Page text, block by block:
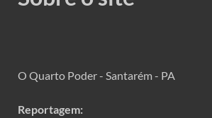
O Quarto Poder - Santarém - PA
Reportagem: